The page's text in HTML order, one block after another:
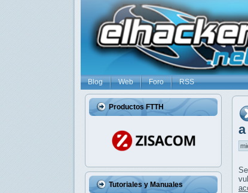
Blog Web Foro RSS
Productos FTTH
Tutoriales y Manuales